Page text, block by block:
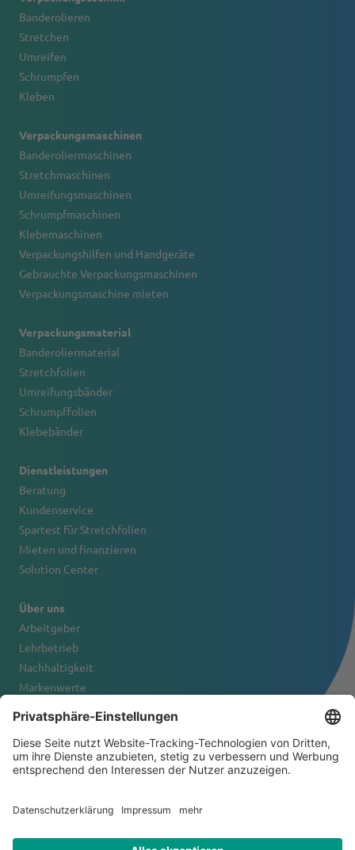
Banderolieren
Stretchen
Umreifen
Schrumpfen
Kleben
Verpackungsmaschinen
Banderoliermaschinen
Stretchmaschinen
Umreifungsmaschinen
Schrumpfmaschinen
Klebemaschinen
Verpackungshilfen und Handgeräte
Gebrauchte Verpackungsmaschinen
Verpackungsmaschine mieten
Verpackungsmaterial
Banderoliermaterial
Stretchfolien
Umreifungsbänder
Schrumpffolien
Klebebänder
Dienstleistungen
Beratung
Kundenservice
Spartest für Stretchfolien
Mieten und finanzieren
Solution Center
Über uns
Arbeitgeber
Lehrbetrieb
Nachhaltigkeit
Markenwerte
Kontakt
Allgemeine Geschäftsbedingungen